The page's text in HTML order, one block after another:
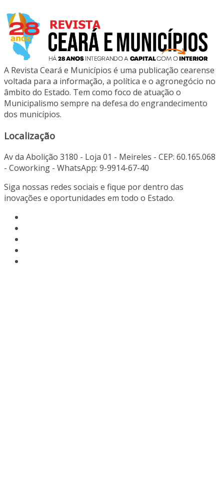
A Revista Ceará e Municípios é uma publicação cearense
voltada para a informação, a política e o agronegócio no
âmbito do Estado. Tem como foco de atuação o
Municipalismo sempre na defesa do engrandecimento
dos municípios.
Localização
Av da Abolição 3180 - Loja 01 - Meireles - CEP: 60.165.068
- Coworking - WhatsApp: 9-9914-67-40
Siga nossas redes sociais e fique por dentro das
inovações e oportunidades em todo o Estado.